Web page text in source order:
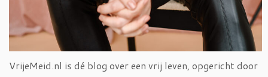
VrijeMeid.nl is dé blog over een vrij leven, opgericht door